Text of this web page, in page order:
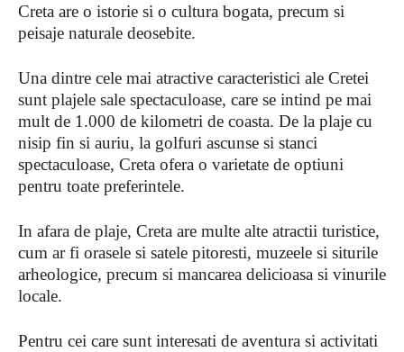
Creta are o istorie si o cultura bogata, precum si
peisaje naturale deosebite.
Una dintre cele mai atractive caracteristici ale Cretei
sunt plajele sale spectaculoase, care se intind pe mai
mult de 1.000 de kilometri de coasta. De la plaje cu
nisip fin si auriu, la golfuri ascunse si stanci
spectaculoase, Creta ofera o varietate de optiuni
pentru toate preferintele.
In afara de plaje, Creta are multe alte atractii turistice,
cum ar fi orasele si satele pitoresti, muzeele si siturile
arheologice, precum si mancarea delicioasa si vinurile
locale.
Pentru cei care sunt interesati de aventura si activitati